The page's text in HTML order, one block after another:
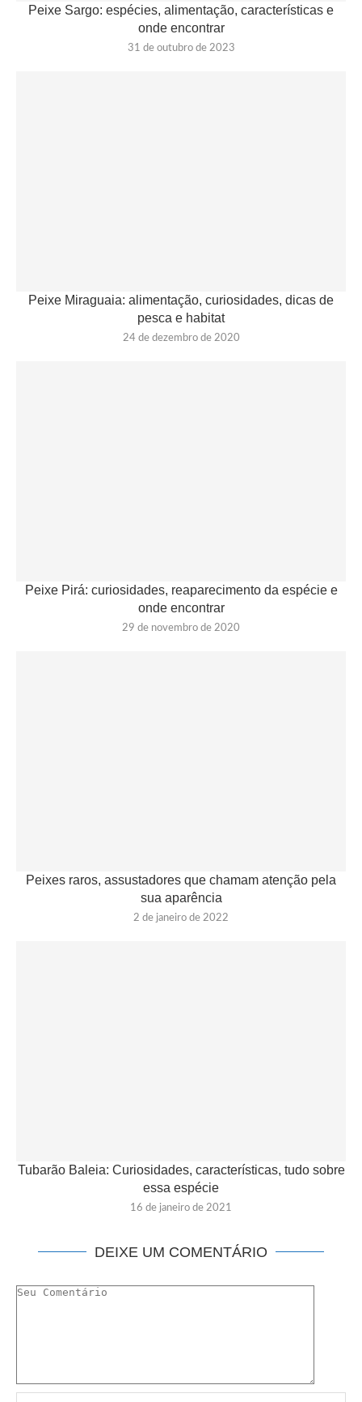
Peixe Sargo: espécies, alimentação, características e
onde encontrar
31 de outubro de 2023
Peixe Miraguaia: alimentação, curiosidades, dicas de
pesca e habitat
24 de dezembro de 2020
Peixe Pirá: curiosidades, reaparecimento da espécie e
onde encontrar
29 de novembro de 2020
Peixes raros, assustadores que chamam atenção pela
sua aparência
2 de janeiro de 2022
Tubarão Baleia: Curiosidades, características, tudo sobre
essa espécie
16 de janeiro de 2021
DEIXE UM COMENTÁRIO